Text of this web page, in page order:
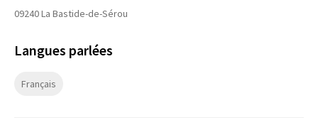
09240La Bastide-de-Sérou
Langues parlées
Français